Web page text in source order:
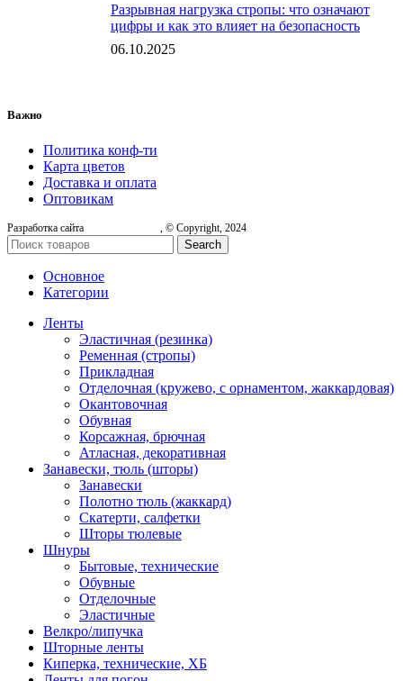
Разрывная нагрузка стропы: что означают
цифры и как это влияет на безопасность
06.10.2025
Важно
Политика конф-ти
Карта цветов
Доставка и оплата
Оптовикам
Разработка сайта , © Copyright, 2024
Search
Основное
Категории
Ленты
Эластичная (резинка)
Ременная (стропы)
Прикладная
Отделочная (кружево, с орнаментом, жаккардовая)
Окантовочная
Обувная
Корсажная, брючная
Атласная, декоративная
Занавески, тюль (шторы)
Занавески
Полотно тюль (жаккард)
Скатерти, салфетки
Шторы тюлевые
Шнуры
Бытовые, технические
Обувные
Отделочные
Эластичные
Велкро/липучка
Шторные ленты
Киперка, технические, ХБ